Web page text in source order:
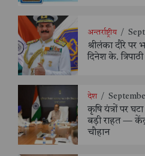
अन्तर्राष्ट्रीय /
श्रीलंका दौरे पर
दिनेश के. त्रिपाठी
देश /
कृषि यंत्रों पर
बड़ी राहत —
चौहान